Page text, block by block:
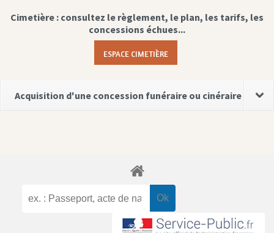
Cimetière : consultez le règlement, le plan, les tarifs, les
concessions échues...
ESPACE CIMETIÈRE
Acquisition d'une concession funéraire ou cinéraire